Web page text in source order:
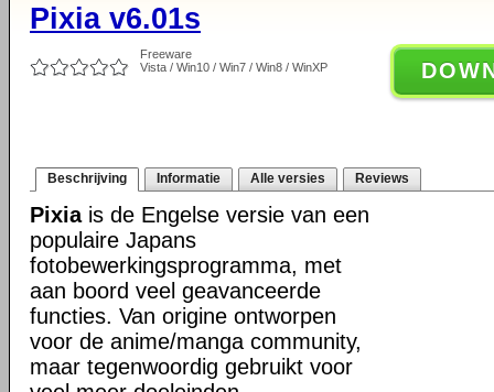
Pixia v6.01s
Freeware
Vista / Win10 / Win7 / Win8 / WinXP
Beschrijving Informatie Alle versies Reviews
Pixiais de Engelse versie van een
populaire Japans
fotobewerkingsprogramma, met
aan boord veel geavanceerde
functies. Van origine ontworpen
voor de anime/manga community,
maar tegenwoordig gebruikt voor